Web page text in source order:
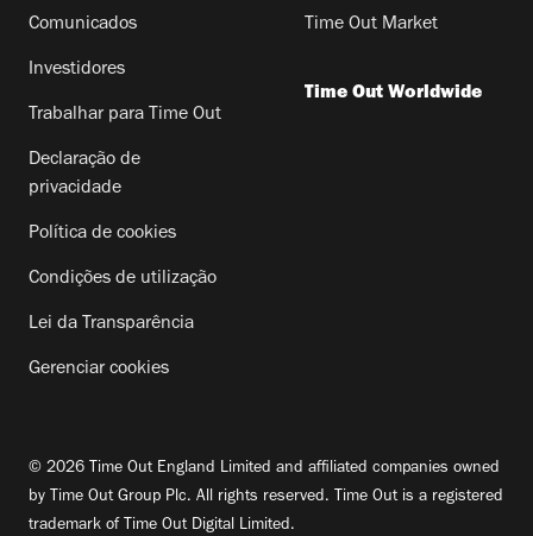
Comunicados
Investidores
Trabalhar para Time Out
Declaração de
privacidade
Política de cookies
Condições de utilização
Lei da Transparência
Gerenciar cookies
Time Out Market
Time Out Worldwide
© 2026 Time Out England Limited and affiliated companies owned
by Time Out Group Plc. All rights reserved. Time Out is a registered
trademark of Time Out Digital Limited.